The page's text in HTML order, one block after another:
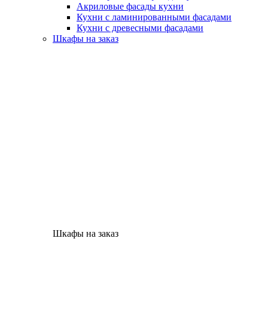
Акриловые фасады кухни
Кухни с ламинированными фасадами
Кухни с древесными фасадами
Шкафы на заказ
Шкафы на заказ